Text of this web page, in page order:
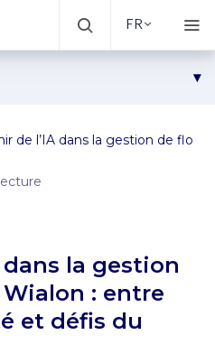
FR
la prise de décision
de l’IA dans la gestion de
dans la gestion
: entre
et défis du